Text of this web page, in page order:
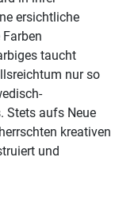
ersichtliche
taucht
nur so
Stets aufs Neue
kreativen
und